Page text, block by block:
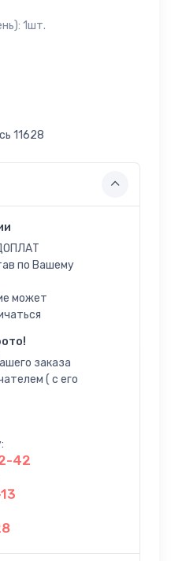
1шт.
11628
по Вашему
может
заказа
( с его
42